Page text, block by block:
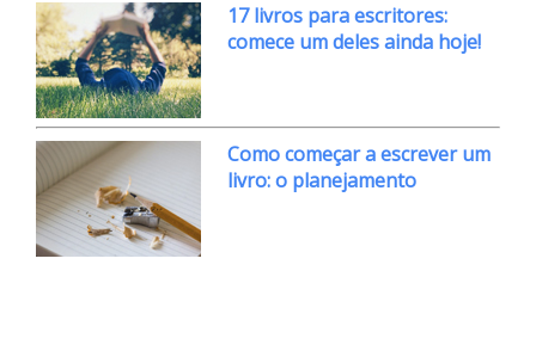
17 livros para escritores:
comece um deles ainda hoje!
Como começar a escrever um
livro: o planejamento